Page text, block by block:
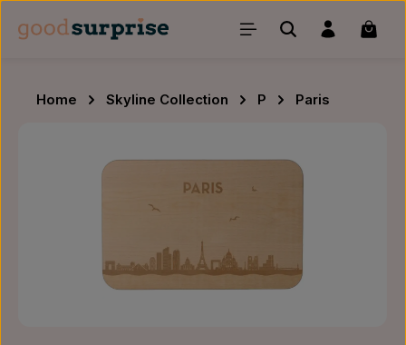
Zum Hauptinhalt springen
Home Skyline Collection P
Paris